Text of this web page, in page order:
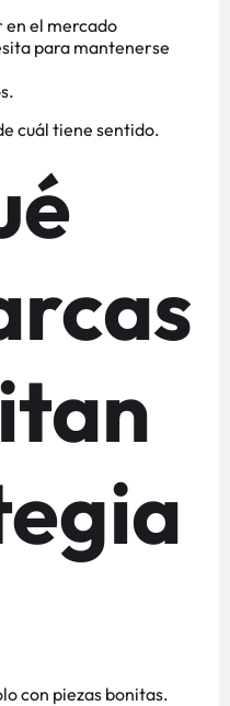
en el mercado
para mantenerse
cuál tiene sentido.
con piezas bonitas.